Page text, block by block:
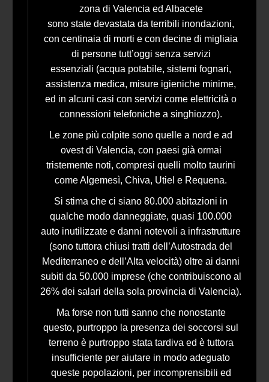
zona di Valencia ed Albacete
sono state devastata da terribili inondazioni,
con centinaia di morti e con decine di migliaia
di persone tutt’oggi senza servizi
essenziali (acqua potabile, sistemi fognari,
assistenza medica, misure igieniche minime,
ed in alcuni casi con servizi come elettricità o
connessioni telefoniche a singhiozzo).
Le zone più colpite sono quelle a nord e ad
ovest di Valencia, con paesi già ormai
tristemente noti, compresi quelli molto taurini
come Algemesì, Chiva, Utiel e Requena.
Si stima che ci siano 80.000 abitazioni in
qualche modo danneggiate, quasi 100.000
auto inutilizzate e danni notevoli a infrastrutture
(sono tuttora chiusi tratti dell’Autostrada del
Mediterraneo e dell’Alta velocità) oltre ai danni
subiti da 50.000 imprese (che contribuiscono al
26% dei salari della sola provincia di Valencia).
Ma forse non tutti sanno che nonostante
questo, purtroppo la presenza dei soccorsi sul
terreno è purtroppo stata tardiva ed è tuttora
insufficiente per aiutare in modo adeguato
queste popolazioni, per incomprensibili ed